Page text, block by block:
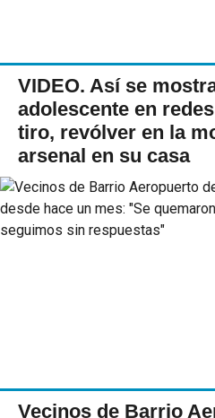
VIDEO. Así se
adolescente en
tiro, revólver en la
arsenal en su casa
Vecinos de Barrio